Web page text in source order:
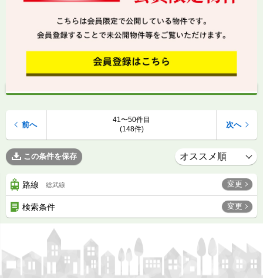
41〜50件目
(148件)
前へ 次へ
この条件を保存
路線 総武線 変更
検索条件 変更